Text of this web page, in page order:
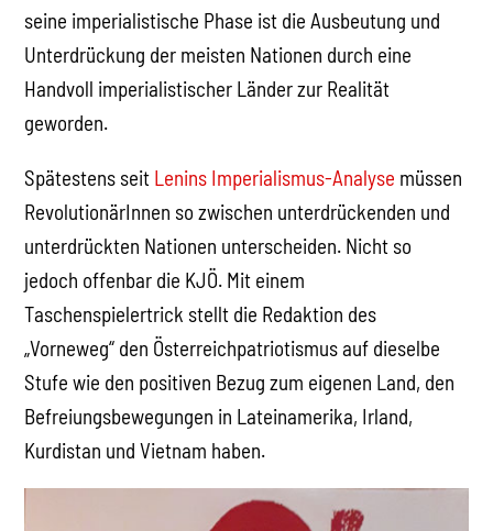
seine imperialistische Phase ist die Ausbeutung und
Unterdrückung der meisten Nationen durch eine
Handvoll imperialistischer Länder zur Realität
geworden.
Spätestens seit Lenins Imperialismus-Analyse müssen
RevolutionärInnen so zwischen unterdrückenden und
unterdrückten Nationen unterscheiden. Nicht so
jedoch offenbar die KJÖ. Mit einem
Taschenspielertrick stellt die Redaktion des
„Vorneweg“ den Österreichpatriotismus auf dieselbe
Stufe wie den positiven Bezug zum eigenen Land, den
Befreiungsbewegungen in Lateinamerika, Irland,
Kurdistan und Vietnam haben.